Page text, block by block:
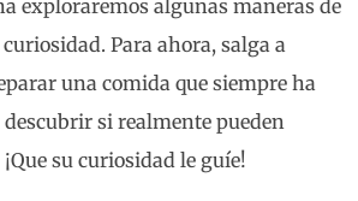
exploraremos algunas maneras de
Para ahora, salga a
una comida que siempre ha
si realmente pueden
su curiosidad le guíe!